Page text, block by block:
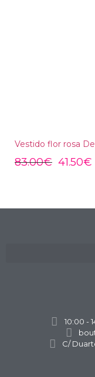
Vestido flor rosa
83.00€ 41.50€
10:00 -
C/